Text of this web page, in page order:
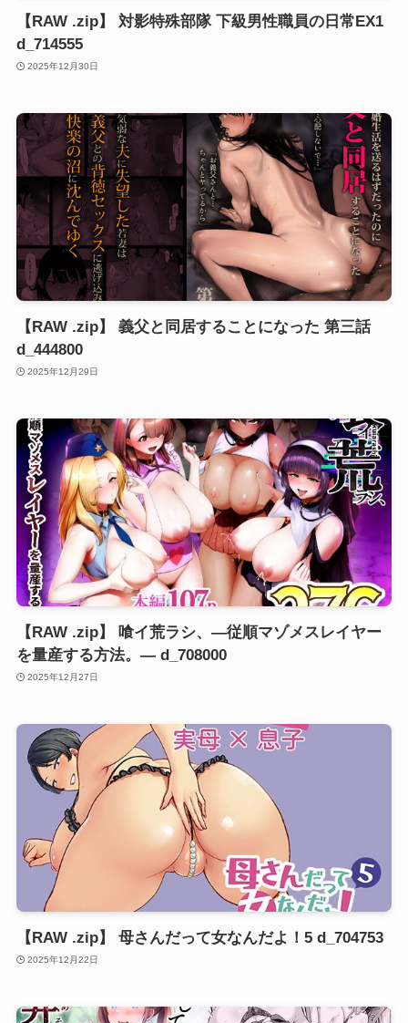
【RAW .zip】 対影特殊部隊 下級男性職員の日常EX1
d_714555
2025年12月30日
【RAW .zip】 義父と同居することになった 第三話
d_444800
2025年12月29日
【RAW .zip】 喰イ荒ラシ、―従順マゾメスレイヤー
を量産する方法。― d_708000
2025年12月27日
【RAW .zip】 母さんだって女なんだよ！5 d_704753
2025年12月22日